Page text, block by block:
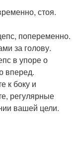
стоя.
попеременно.
за голову.
в упоре о
вперед.
к боку и
регулярные
вашей цели.